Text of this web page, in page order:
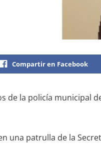
Compartir en Facebook
de la policía
una patrulla de la